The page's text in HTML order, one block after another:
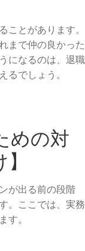
ことがあります。
まで仲の良かった
になるのは、退職
でしょう。
めの対
が出る前の段階
。ここでは、実務
。